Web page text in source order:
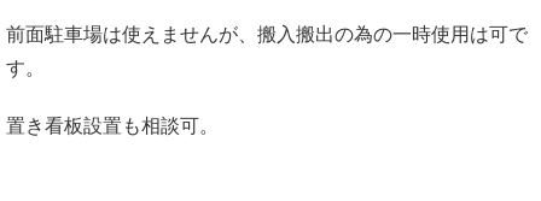
前面駐車場は使えませんが、搬入搬出の為の一時使用は可で
す。
置き看板設置も相談可。